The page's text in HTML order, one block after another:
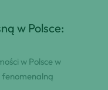
w Polsce:
w Polsce w